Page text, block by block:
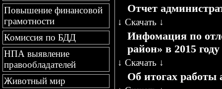
Повышение финансовой
грамотности
Комиссия по БДД
НПА выявление
правообладателей
Животный мир
Отчет
↓ Скачать ↓
Инфомация по
район» в 2015 году
↓ Скачать ↓
Об итогах работы